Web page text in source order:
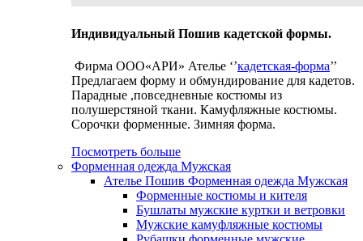
Индивидуальный Пошив кадетской формы.
Фирма ООО«АРИ» Ателье ‘’кадетская-форма’’
Предлагаем форму и обмундирование для кадетов.
Парадные ,повседневные костюмы из
полушерстяной ткани. Камуфляжные костюмы.
Сорочки форменные. Зимняя форма.
Посмотреть больше
Форменная одежда Мужская
Ателье Пошив Форменная одежда Мужская
Форменные костюмы и кителя
Бушлаты мужские куртки и ветровки
Мужские камуфляжные костюмы